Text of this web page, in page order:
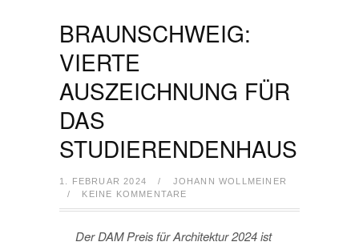
BRAUNSCHWEIG:
VIERTE
AUSZEICHNUNG FÜR
DAS
STUDIERENDENHAUS
1. FEBRUAR 2024 /
JOHANN WOLLMEINER
/
KEINE KOMMENTARE
Der DAM Preis für Architektur 2024 ist